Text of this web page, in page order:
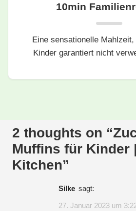
10min
Eine sensationelle
Kinder garantiert nicht
2 thoughts on “
Muffins für Kinder
Kitchen”
Silke sagt:
27. Januar 2023 um